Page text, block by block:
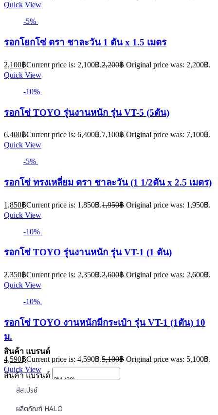
Quick View
-5%
รอกโยกโซ่ ตรา ชาละวัน 1 ตัน x 1.5 เมตร
2,100฿Current price is: 2,100฿.2,200฿ Original price was: 2,200฿.
Quick View
-10%
รอกโซ่ TOYO รุ่นงานหนัก รุ่น VT-5 (5ตัน)
6,400฿Current price is: 6,400฿.7,100฿ Original price was: 7,100฿.
Quick View
-5%
รอกโซ่ ทรงเหลี่ยม ตรา ชาละวัน (1 1/2ตัน x 2.5 เมตร)
1,850฿Current price is: 1,850฿.1,950฿ Original price was: 1,950฿.
Quick View
-10%
รอกโซ่ TOYO รุ่นงานหนัก รุ่น VT-1 (1 ตัน)
2,350฿Current price is: 2,350฿.2,600฿ Original price was: 2,600฿.
Quick View
-10%
รอกโซ่ TOYO งานหนักมีกระเป๋า รุ่น VT-1 (1ตัน) 10
ม.
4,590฿Current price is: 4,590฿.5,100฿ Original price was: 5,100฿.
Quick View
สินค้า แบรนด์
สินค้า แบรนด์
สีสเปรย์
ผลิตภัณฑ์ HALO